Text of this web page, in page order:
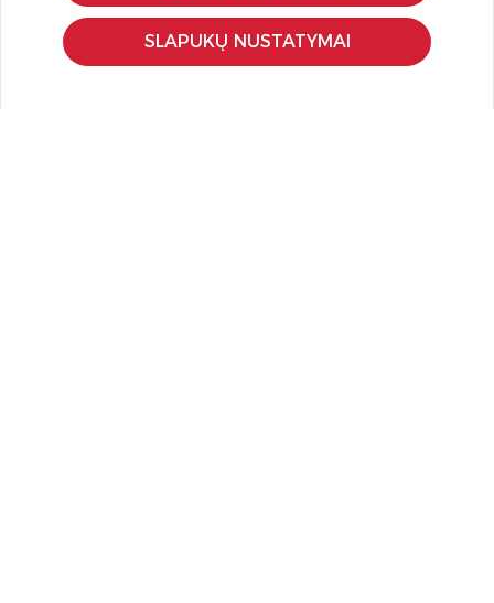
Apmokėjimo būdai
Kokybės ir saugumo standartai
Privatumo taisyklės
SLAPUKŲ NUSTATYMAI